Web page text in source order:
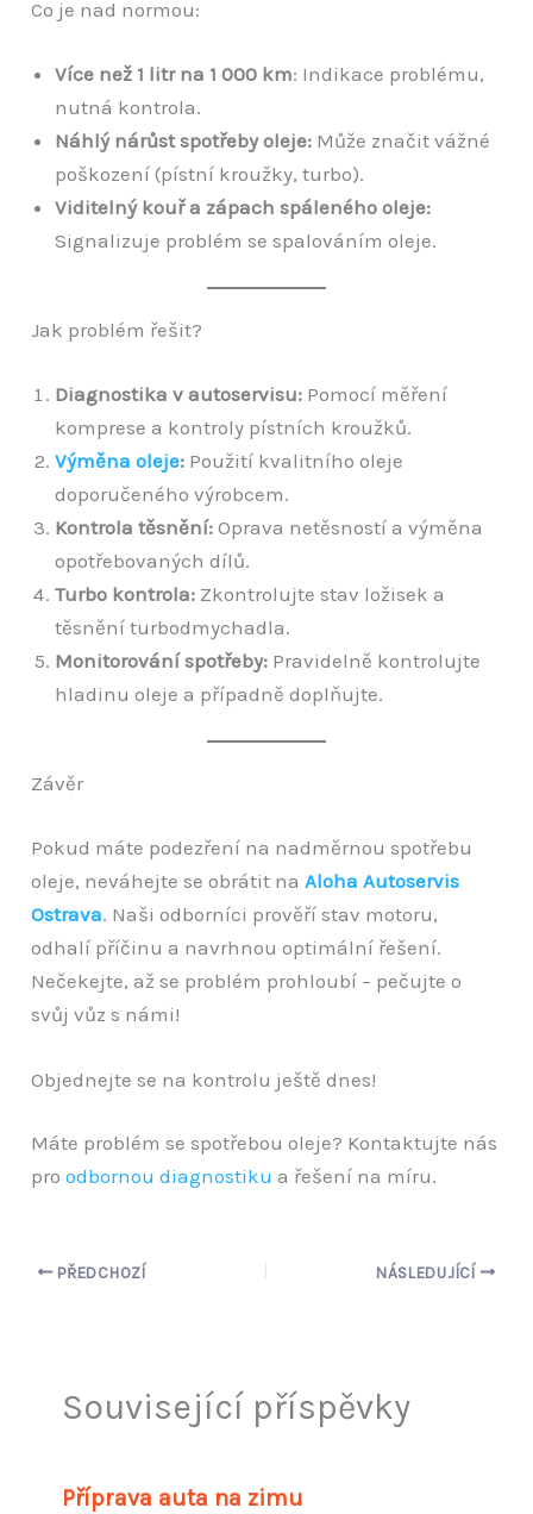
Co je nad normou:
Více než 1 litr na 1 000 km: Indikace problému,
nutná kontrola.
Náhlý nárůst spotřeby oleje: Může značit vážné
poškození (pístní kroužky, turbo).
Viditelný kouř a zápach spáleného oleje:
Signalizuje problém se spalováním oleje.
Jak problém řešit?
Diagnostika v autoservisu: Pomocí měření
komprese a kontroly pístních kroužků.
Výměna oleje: Použití kvalitního oleje
doporučeného výrobcem.
Kontrola těsnění: Oprava netěsností a výměna
opotřebovaných dílů.
Turbo kontrola: Zkontrolujte stav ložisek a
těsnění turbodmychadla.
Monitorování spotřeby: Pravidelně kontrolujte
hladinu oleje a případně doplňujte.
Závěr
Pokud máte podezření na nadměrnou spotřebu
oleje, neváhejte se obrátit naAloha Autoservis
Ostrava. Naši odborníci prověří stav motoru,
odhalí příčinu a navrhnou optimální řešení.
Nečekejte, až se problém prohloubí – pečujte o
svůj vůz s námi!
Objednejte se na kontrolu ještě dnes!
Máte problém se spotřebou oleje? Kontaktujte nás
proodbornou diagnostiku a řešení na míru.
PŘEDCHOZÍ NÁSLEDUJÍCÍ
Související příspěvky
Příprava auta na zimu